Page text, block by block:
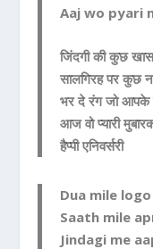
Aaj wo pyari
जिंदगी की कुछ
सालगिरह पर कुछ
भर दे रंग जो आपके
आज वो प्यारी
हैप्पी एनिवर्सरी
Dua mile
Saath mile
Jindagi me